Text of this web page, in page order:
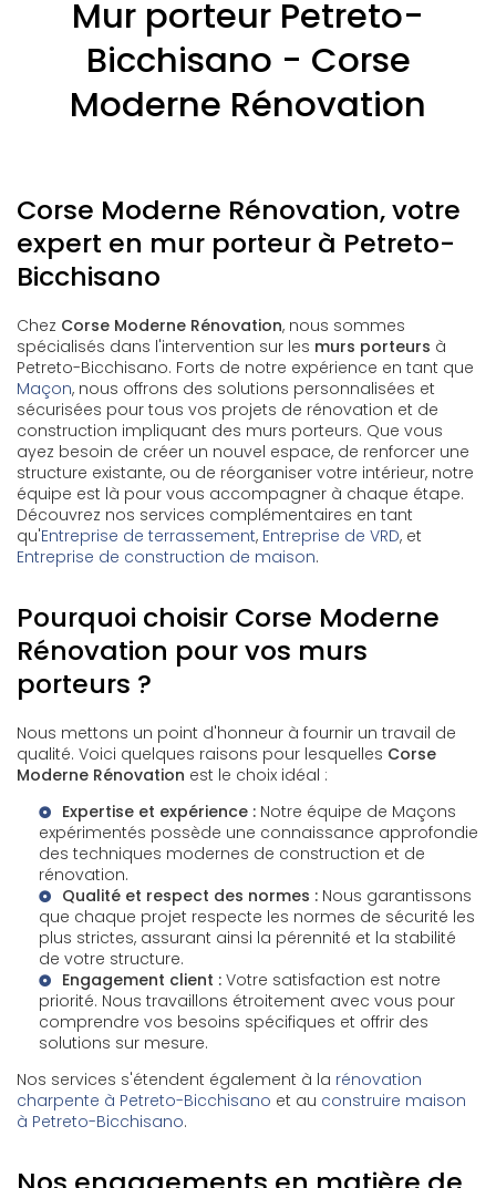
Mur porteur Petreto-
Bicchisano - Corse
Moderne Rénovation
Corse Moderne Rénovation, votre
expert en mur porteur à Petreto-
Bicchisano
Chez Corse Moderne Rénovation, nous sommes
spécialisés dans l'intervention sur les murs porteurs à
Petreto-Bicchisano. Forts de notre expérience en tant que
Maçon, nous offrons des solutions personnalisées et
sécurisées pour tous vos projets de rénovation et de
construction impliquant des murs porteurs. Que vous
ayez besoin de créer un nouvel espace, de renforcer une
structure existante, ou de réorganiser votre intérieur, notre
équipe est là pour vous accompagner à chaque étape.
Découvrez nos services complémentaires en tant
qu'Entreprise de terrassement, Entreprise de VRD, et
Entreprise de construction de maison.
Pourquoi choisir Corse Moderne
Rénovation pour vos murs
porteurs ?
Nous mettons un point d'honneur à fournir un travail de
qualité. Voici quelques raisons pour lesquelles Corse
Moderne Rénovation est le choix idéal :
Expertise et expérience : Notre équipe de Maçons
expérimentés possède une connaissance approfondie
des techniques modernes de construction et de
rénovation.
Qualité et respect des normes : Nous garantissons
que chaque projet respecte les normes de sécurité les
plus strictes, assurant ainsi la pérennité et la stabilité
de votre structure.
Engagement client : Votre satisfaction est notre
priorité. Nous travaillons étroitement avec vous pour
comprendre vos besoins spécifiques et offrir des
solutions sur mesure.
Nos services s'étendent également à la rénovation
charpente à Petreto-Bicchisano et au construire maison
à Petreto-Bicchisano.